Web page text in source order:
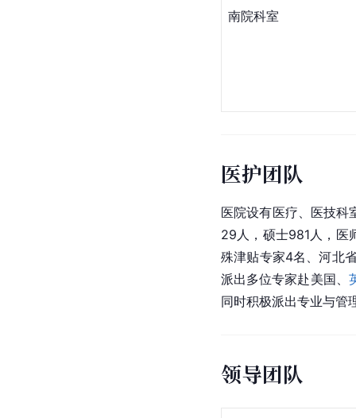
南院科室
医护团队
医院设有医疗、医技
29人，硕士981人，医
殊津贴专家4名、河北
派出多位专家赴美国、
同时积极派出专业与管
领导团队